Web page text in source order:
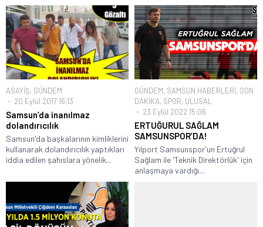
ASAYİŞ, GÜNDEM
20 Eylül 2017 16:13
Samsun’da inanılmaz
dolandırıcılık
Samsun'da başkalarının kimliklerini
kullanarak dolandırıcılık yaptıkları
iddia edilen şahıslara yönelik...
GÜNDEM, SAMSUN HABERLERİ, SON
DAKİKA, SPOR, ULUSAL
23 Eylül 2022 15:06
ERTUĞURUL SAĞLAM
SAMSUNSPOR’DA!
Yılport Samsunspor'un Ertuğrul
Sağlam ile 'Teknik Direktörlük' için
anlaşmaya vardığı...